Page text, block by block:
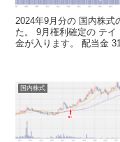
2024年9月分の 国内株式
た。 9月権利確定の テ
金が入ります。 配当金
国内株式